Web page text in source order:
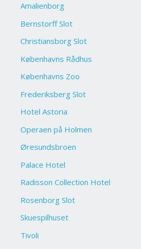
Amalienborg
Bernstorff Slot
Christiansborg Slot
Københavns Rådhus
Københavns Zoo
Frederiksberg Slot
Hotel Astoria
Operaen på Holmen
Øresundsbroen
Palace Hotel
Radisson Collection Hotel
Rosenborg Slot
Skuespilhuset
Tivoli